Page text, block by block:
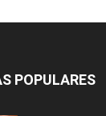
POPULARES